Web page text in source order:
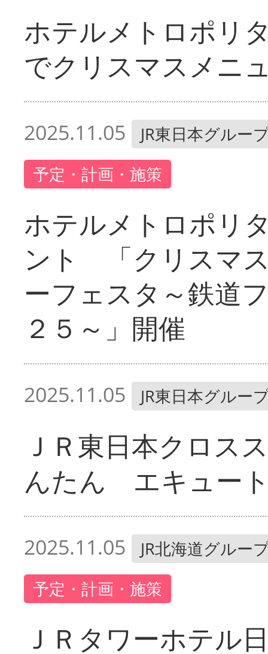
ホテルメトロポリ
でクリスマスメニ
2025.11.05
JR東日本グルー
予定・計画・施策
ホテルメトロポリ
ント 「クリスマ
ーフェスタ～鉄道
２５～」開催
2025.11.05 JR東日本グルー
ＪＲ東日本クロス
んたん エキュー
2025.11.05
JR北海道グルー
予定・計画・施策
ＪＲタワーホテ